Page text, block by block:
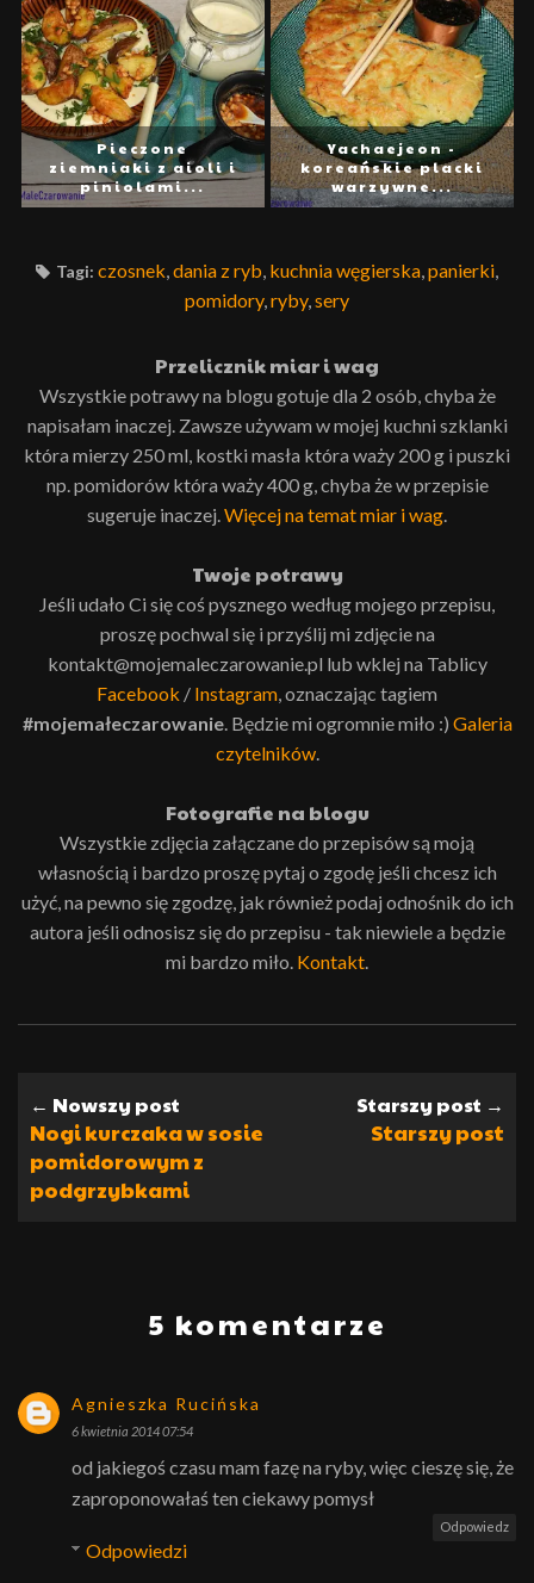
Pieczone
ziemniaki z aioli i
piniolami...
Yachaejeon -
koreańskie placki
warzywne...
Tagi: czosnek,dania z ryb, kuchnia węgierska,panierki,
pomidory,ryby,sery
Przelicznik miar i wag
Wszystkie potrawy na blogu gotuje dla 2 osób, chyba że
napisałam inaczej. Zawsze używam w mojej kuchni szklanki
która mierzy 250 ml, kostki masła która waży 200 g i puszki
np. pomidorów która waży 400 g, chyba że w przepisie
sugeruje inaczej.Więcej na temat miar i wag.
Twoje potrawy
Jeśli udało Ci się coś pysznego według mojego przepisu,
proszę pochwal się i przyślij mi zdjęcie na
kontakt@mojemaleczarowanie.pl lub wklej na Tablicy
Facebook / Instagram, oznaczając tagiem
#mojemałeczarowanie. Będzie mi ogromnie miło :) Galeria
czytelników.
Fotografie na blogu
Wszystkie zdjęcia załączane do przepisów są moją
własnością i bardzo proszę pytaj o zgodę jeśli chcesz ich
użyć, na pewno się zgodzę, jak również podaj odnośnik do ich
autora jeśli odnosisz się do przepisu - tak niewiele a będzie
mi bardzo miło. Kontakt.
← Nowszy post
Nogi kurczaka w sosie
pomidorowym z
podgrzybkami
Starszy post →
Starszy post
5 komentarze
Agnieszka Rucińska
6 kwietnia 2014 07:54
od jakiegoś czasu mam fazę na ryby, więc cieszę się, że
zaproponowałaś ten ciekawy pomysł
Odpowiedz
Odpowiedzi